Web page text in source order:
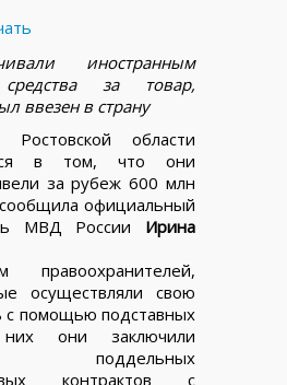
иностранным
за товар,
ввезен в страну
области
в том, что они
за рубеж 600 млн
официальный
МВД России Ирина
осуществляли свою
с помощью подставных
они заключили
поддельных
контрактов с